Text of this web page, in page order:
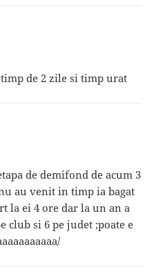
de 2 zile si timp urat
de demifond de acum 3
au venit in timp ia bagat
la ei 4 ore dar la un an a
club si 6 pe judet ;poate e